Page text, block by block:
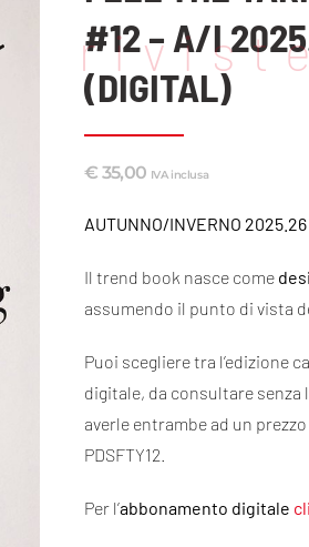
#12 – A/I
(DIGITAL)
€ 35,00 IVA inclusa
AUTUNNO/INVERNO 2025.26
Il trend book nasce come
assumendo il punto di vista
Puoi scegliere tra l’edizione
digitale, da consultare
averle entrambe ad un
PDSFTY12.
Per l’abbonamento digitale